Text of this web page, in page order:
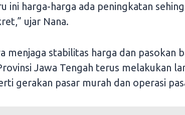
ini harga-harga ada peningkatan
ujar Nana.
menjaga stabilitas harga dan pasokan
Jawa Tengah terus melakukan
gerakan pasar murah dan operasi